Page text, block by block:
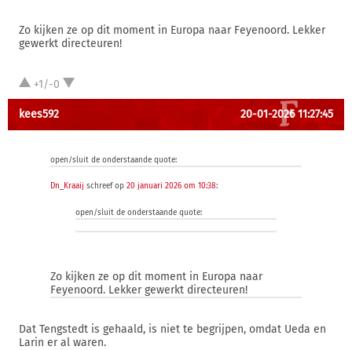
Zo kijken ze op dit moment in Europa naar Feyenoord. Lekker
gewerkt directeuren!
+1/-0
kees592 20-01-2026 11:27:45
open/sluit de onderstaande quote:
Dn_Kraaij schreef op 20 januari 2026 om 10:38:
open/sluit de onderstaande quote:
Zo kijken ze op dit moment in Europa naar
Feyenoord. Lekker gewerkt directeuren!
Dat Tengstedt is gehaald, is niet te begrijpen, omdat Ueda en
Larin er al waren.